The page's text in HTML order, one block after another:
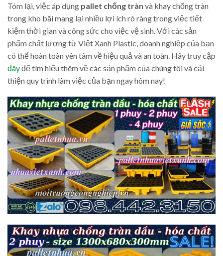
Tóm lại, việc áp dụng pallet chống tràn và khay chống tràn
trong kho bãi mang lại nhiều lợi ích rõ ràng trong việc tiết
kiệm thời gian và công sức cho việc vệ sinh. Với các sản
phẩm chất lượng từ Việt Xanh Plastic, doanh nghiệp của bạn
có thể hoàn toàn yên tâm về hiệu quả và an toàn. Hãy truy cập
đâyđể tìm hiểu thêm về các sản phẩm của chúng tôi và cải
thiện quy trình làm việc của bạn ngay hôm nay!